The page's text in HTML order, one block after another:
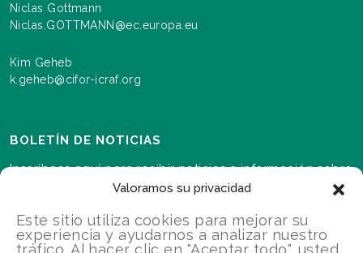
Valoramos su privacidad
Este sitio utiliza cookies para mejorar su
experiencia y ayudarnos a analizar nuestro
tráfico. Al hacer clic en "Aceptar todo", usted
Niclas Gottmann
Niclas.GOTTMANN@ec.europa.eu
Kim Geheb
k.geheb@cifor-icraf.org
BOLETÍN DE NOTICIAS
Inscríbase aquí para recibir noticias e información sobre
los eventos y los avances a medida que se desarrolla el